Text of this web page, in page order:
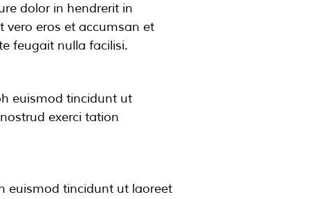
dolor in hendrerit in
vero eros et accumsan et
feugait nulla facilisi.
euismod tincidunt ut
exerci tation
euismod tincidunt ut laoreet